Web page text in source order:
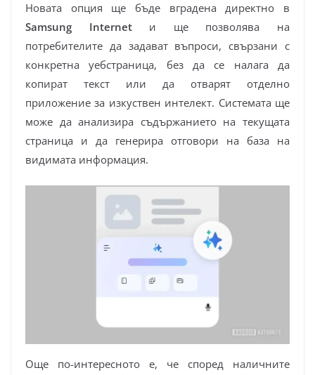
Новата опция ще бъде вградена директно в
Samsung Internetи ще позволява на
потребителите да задават въпроси, свързани с
конкретна уебстраница, без да се налага да
копират текст или да отварят отделно
приложение за изкуствен интелект. Системата ще
може да анализира съдържанието на текущата
страница и да генерира отговори на база на
видимата информация.
Още по-интересното е, че според наличните